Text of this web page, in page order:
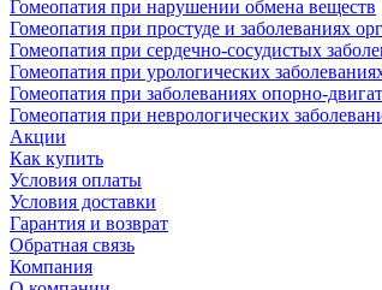
Гомеопатия при нарушении обмена веществ
Гомеопатия при простуде и заболеваниях
Гомеопатия при сердечно-сосудистых
Гомеопатия при урологических
Гомеопатия при заболеваниях опорно-
Гомеопатия при неврологических
Акции
Как купить
Условия оплаты
Условия доставки
Гарантия и возврат
Обратная связь
Компания